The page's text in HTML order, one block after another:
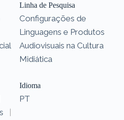
|
Linha de Pesquisa
Configurações de
Linguagens e Produtos
Audiovisuais na Cultura
Midiática
Idioma
PT